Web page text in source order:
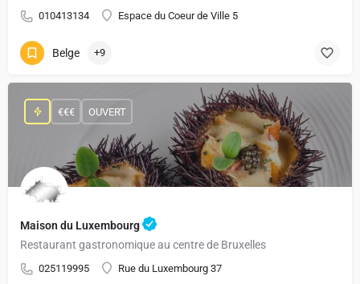
010413134 Espace du Coeur de Ville 5
Belge +9
Maison du Luxembourg
Restaurant gastronomique au centre de Bruxelles
025119995 Rue du Luxembourg 37
€€€ OUVERT